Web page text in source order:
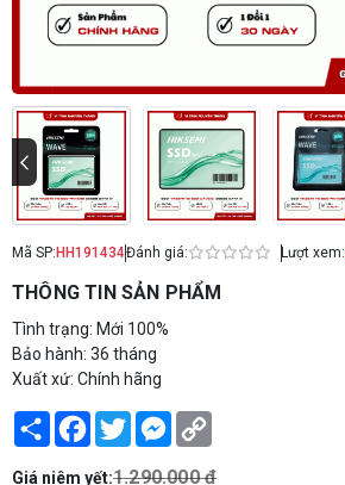
Mã SP: HH191434Đánh giá: Lượt xem:
THÔNG TIN SẢN PHẨM
Tình trạng: Mới 100%
Bảo hành: 36 tháng
Xuất xứ: Chính hãng
Share Facebook
TwitterMessenger
Giá niêm yết:1.290.000 đ